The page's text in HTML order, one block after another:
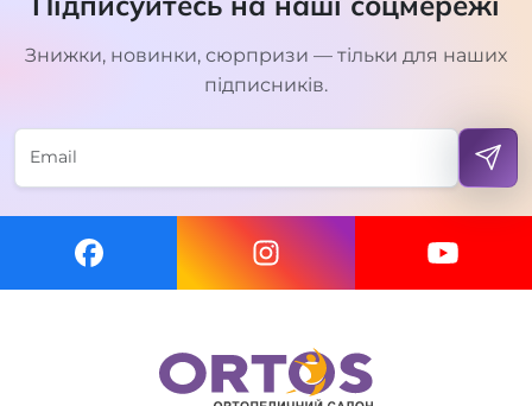
Знижки, новинки, сюрпризи — тільки для наших
підписників.